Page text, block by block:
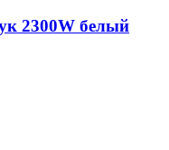
2300W белый